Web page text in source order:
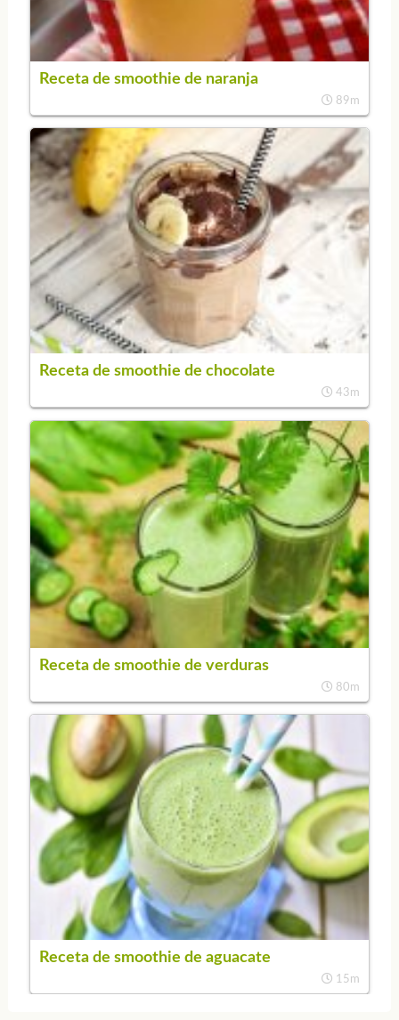
Receta de smoothie de naranja
89m
Receta de smoothie de chocolate
43m
Receta de smoothie de verduras
80m
Receta de smoothie de aguacate
15m